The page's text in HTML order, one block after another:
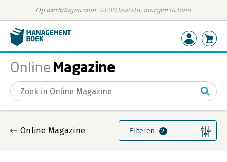
Op werkdagen voor 23:00 besteld, morgen in huis
Online Magazine
Gevonden artikelen
Online Magazine Filteren 2